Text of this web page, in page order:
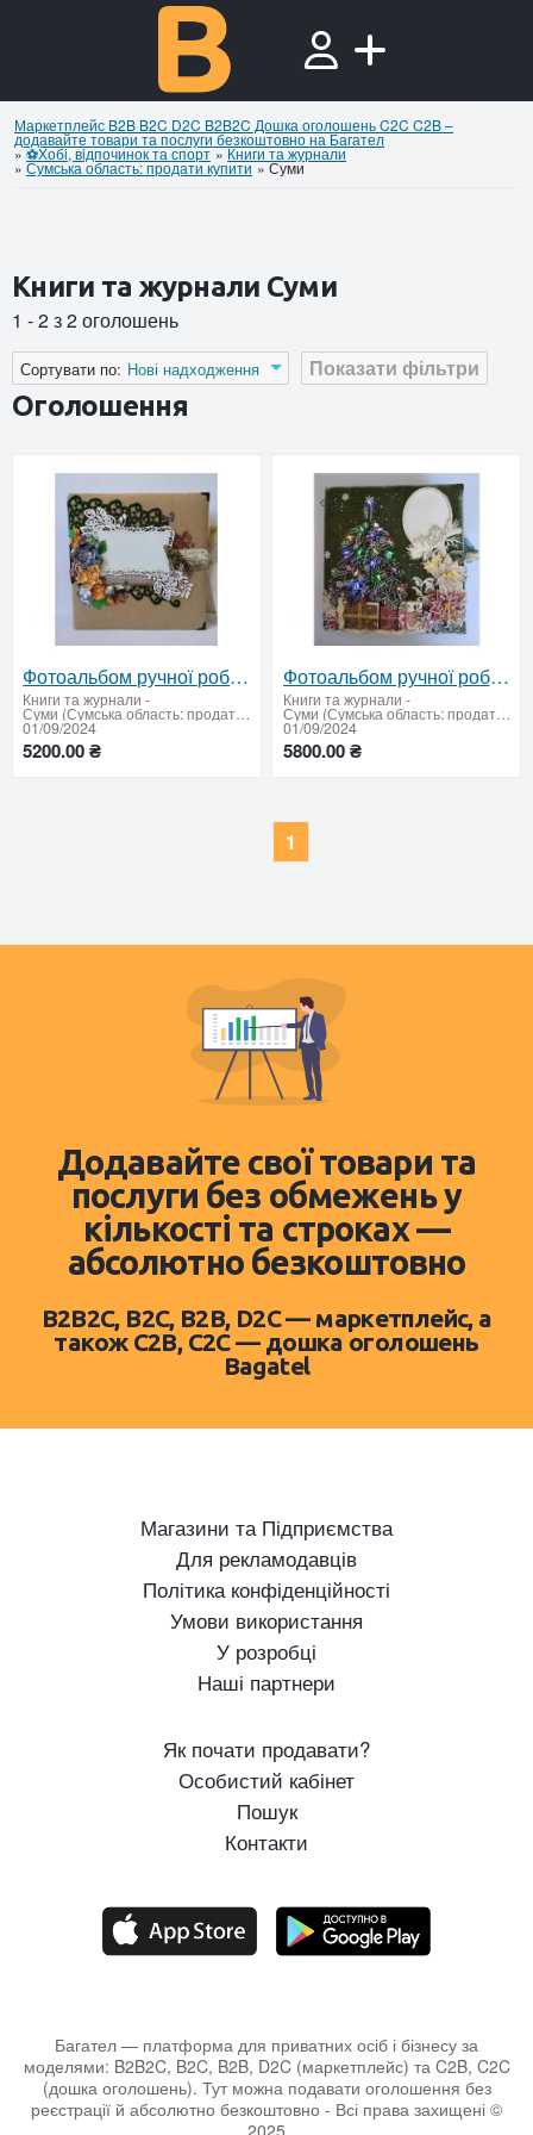
Маркетплейс B2B B2C D2C B2B2C Дошка оголошень C2C C2B –
додавайте товари та послуги безкоштовно на Багател
»⚽Хобi, вiдпочинок та спорт »Книги та журнали
» Сумська область: продати купити »Суми
Книги та журнали Суми
1 - 2 з 2 оголошень
Показати фільтри
Сортувати по: Нові надходження
Оголошення
Фотоальбом ручної роботи "Family tree"
Книги та журнали -
Суми (Сумська область: продати купити)
01/09/2024
5200.00 ₴
Фотоальбом ручної роботи на новорічну тематику "Зима під ялинку"
Книги та журнали -
Суми (Сумська область: продати купити)
01/09/2024
5800.00 ₴
1
Додавайте свої товари та
послуги без обмежень у
кількості та строках —
абсолютно безкоштовно
B2B2C, B2C, B2B, D2C — маркетплейс, а
також C2B, C2C — дошка оголошень
Bagatel
Магазини та Підприємства
Для рекламодавців
Політика конфіденційності
Умови використання
У розробці
Наші партнери
Як почати продавати?
Особистий кабінет
Пошук
Контакти
Багател — платформа для приватних осіб і бізнесу за
моделями: B2B2C, B2C, B2B, D2C (маркетплейс) та C2B, C2C
(дошка оголошень). Тут можна подавати оголошення без
реєстрації й абсолютно безкоштовно - Всі права захищені ©